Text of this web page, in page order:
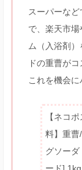
スーパーな
で、楽天市
ム（入浴剤
ドの重曹が
これを機会
【ネコ
料】重曹
グソーダ